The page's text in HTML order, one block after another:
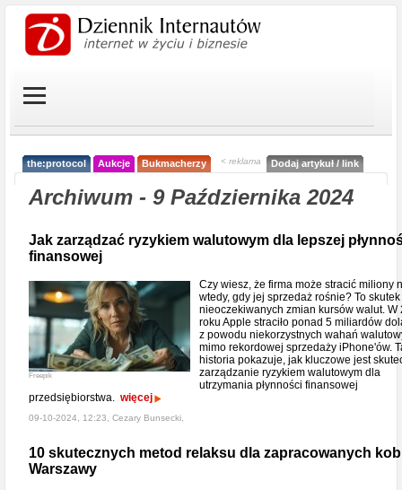
the:protocol Aukcje Bukmacherzy < reklama Dodaj artykuł / link
Archiwum - 9 Października 2024
Jak zarządzać ryzykiem walutowym dla lepszej
finansowej
Freepik
Czy wiesz, że firma może stracić miliony
wtedy, gdy jej sprzedaż rośnie? To skutek
nieoczekiwanych zmian kursów walut. W
roku Apple straciło ponad 5 miliardów
z powodu niekorzystnych wahań
mimo rekordowej sprzedaży iPhone'ów.
historia pokazuje, jak kluczowe jest
zarządzanie ryzykiem walutowym dla
utrzymania płynności finansowej
przedsiębiorstwa. więcej
09-10-2024, 12:23, Cezary Bunsecki,
10 skutecznych metod relaksu dla zapracowanych
Warszawy